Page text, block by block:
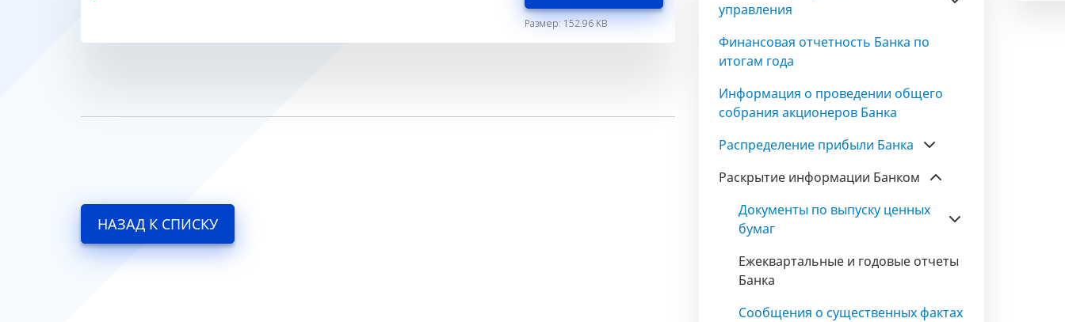
Размер: 152.96 KB
НАЗАД К СПИСКУ
управления
Финансовая отчетность Банка по
итогам года
Информация о проведении общего
собрания акционеров Банка
Распределение прибыли Банка
Раскрытие информации Банком
Документы по выпуску ценных
бумаг
Ежеквартальные и годовые отчеты
Банка
Сообщения о существенных фактах